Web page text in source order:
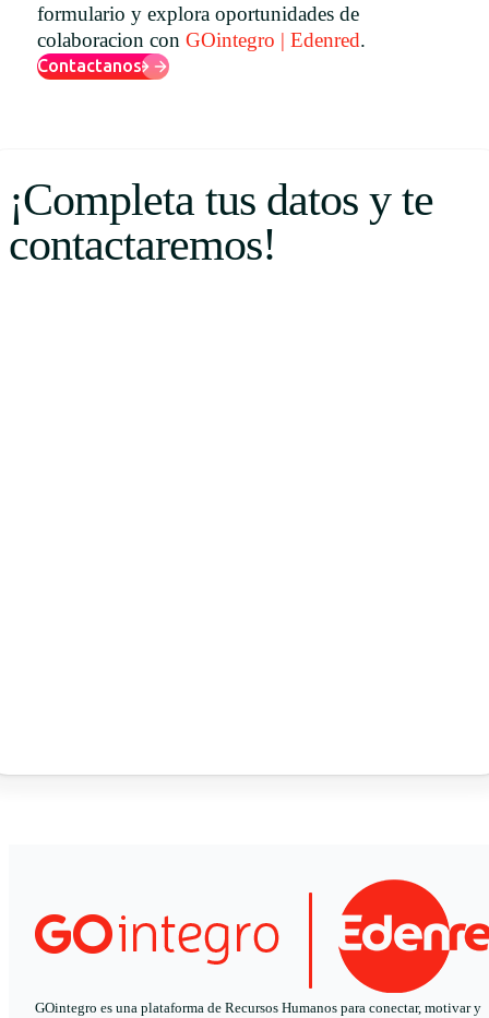
Uruguay
USA
English
Português
formulario y explora oportunidades de
colaboracion con GOintegro | Edenred.
Contactanos
¡Completa tus datos y te
contactaremos!
GOintegro es una plataforma de Recursos Humanos para conectar, motivar y